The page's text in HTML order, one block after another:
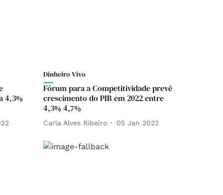
4,3%
Dinheiro Vivo
Fórum para a Competitividade prevê
crescimento do PIB em 2022 entre
4,3% 4,7%
Carla Alves Ribeiro 05 Jan 2022